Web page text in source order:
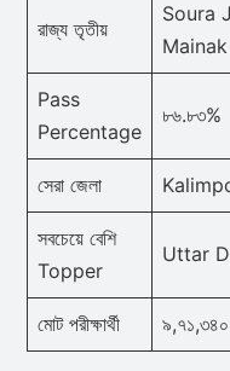
রাজ্য তৃতীয়
Soura
Pass
Percentage
৮৬.৮৩%
সেরা জেলা
সবচেয়ে বেশি
Topper
Uttar
মোট পরীক্ষার্থী